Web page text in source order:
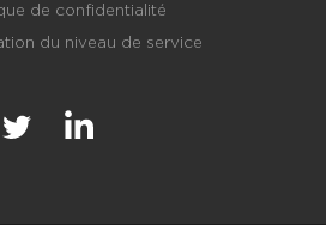
de confidentialité
du niveau de service